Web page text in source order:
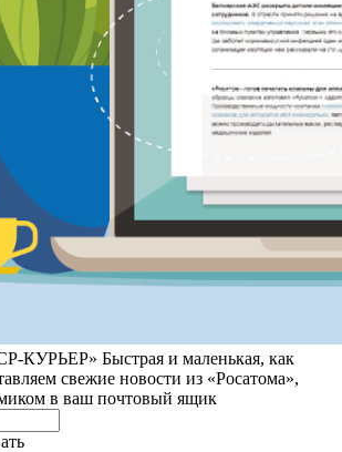
КУРЬЕР» Быстрая и маленькая, как
свежие новости из «Росатома»,
в ваш почтовый ящик